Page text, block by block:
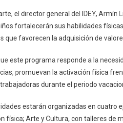
el director general del IDEY,
fortalecerán sus habilidades
que favorecen la adquisición de
este programa responde a la
promuevan la activación física
durante el periodo
estarán organizadas en cuatro
física; Arte y Cultura, con talleres de